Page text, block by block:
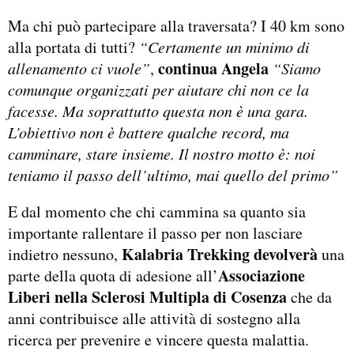
Ma chi può partecipare alla traversata? I 40 km sono
alla portata di tutti? “Certamente un minimo di
allenamento ci vuole”, continua Angela “Siamo
comunque organizzati per aiutare chi non ce la
facesse. Ma soprattutto questa non è una gara.
L’obiettivo non è battere qualche record, ma
camminare, stare insieme. Il nostro motto è: noi
teniamo il passo dell’ultimo, mai quello del primo”
E dal momento che chi cammina sa quanto sia
importante rallentare il passo per non lasciare
indietro nessuno, Kalabria Trekking devolveràuna
parte della quota di adesione all’Associazione
Liberi nella Sclerosi Multipla di Cosenzache da
anni contribuisce alle attività di sostegno alla
ricerca per prevenire e vincere questa malattia.